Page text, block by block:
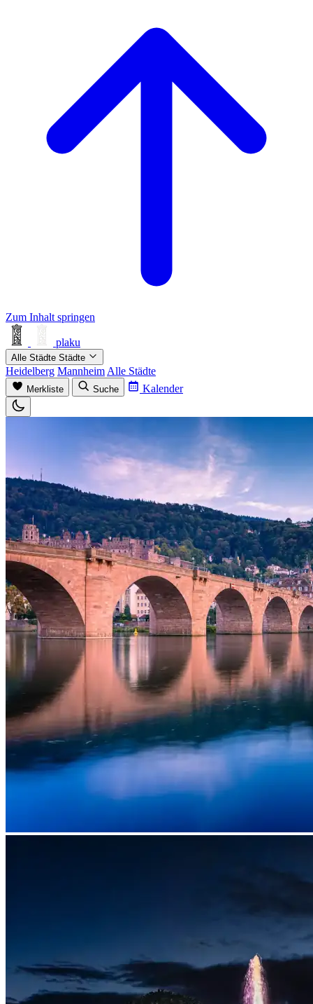
Zum Inhalt springen
plaku
Alle Städte Städte
Heidelberg Mannheim Alle Städte
Merkliste Suche Kalender